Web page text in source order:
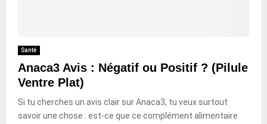
Santé
Anaca3 Avis : Négatif ou Positif ? (Pilule
Ventre Plat)
Si tu cherches un avis clair sur Anaca3, tu veux surtout
savoir une chose : est-ce que ce complément alimentaire